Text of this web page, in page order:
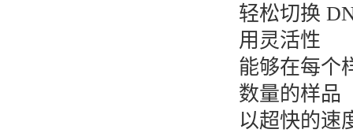
轻松切换
用灵活性
能够在每个
数量的样品
以超快的速